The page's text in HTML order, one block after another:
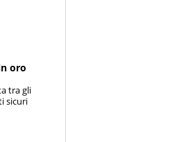
oro
tra gli
sicuri